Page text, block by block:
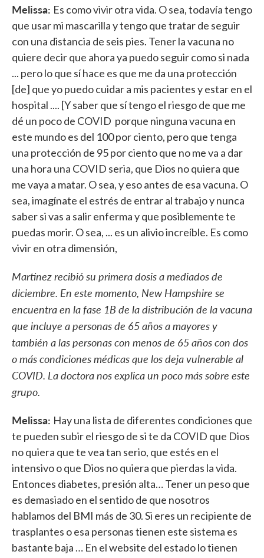
Melissa: Es como vivir otra vida. O sea, todavía tengo
que usar mi mascarilla y tengo que tratar de seguir
con una distancia de seis pies. Tener la vacuna no
quiere decir que ahora ya puedo seguir como si nada
... pero lo que sí hace es que me da una protección
[de] que yo puedo cuidar a mis pacientes y estar en el
hospital .... [Y saber que sí tengo el riesgo de que me
dé un poco de COVID porque ninguna vacuna en
este mundo es del 100 por ciento, pero que tenga
una protección de 95 por ciento que no me va a dar
una hora una COVID seria, que Dios no quiera que
me vaya a matar. O sea, y eso antes de esa vacuna. O
sea, imagínate el estrés de entrar al trabajo y nunca
saber si vas a salir enferma y que posiblemente te
puedas morir. O sea, ... es un alivio increíble. Es como
vivir en otra dimensión,
Martinez recibió su primera dosis a mediados de
diciembre. En este momento, New Hampshire se
encuentra en la fase 1B de la distribución de la vacuna
que incluye a personas de 65 años a mayores y
también a las personas con menos de 65 años con dos
o más condiciones médicas que los deja vulnerable al
COVID. La doctora nos explica un poco más sobre este
grupo.
Melissa: Hay una lista de diferentes condiciones que
te pueden subir el riesgo de si te da COVID que Dios
no quiera que te vea tan serio, que estés en el
intensivo o que Dios no quiera que pierdas la vida.
Entonces diabetes, presión alta… Tener un peso que
es demasiado en el sentido de que nosotros
hablamos del BMI más de 30. Si eres un recipiente de
trasplantes o esa personas tienen este sistema es
bastante baja … En el website del estado lo tienen